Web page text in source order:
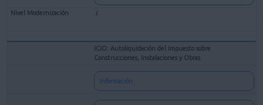
ICIO: Autoliquidación del Impuesto sobre
Construcciones, Instalaciones y Obras
Información